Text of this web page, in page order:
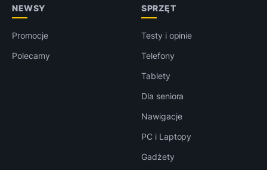
NEWSY
Promocje
Polecamy
SPRZĘT
Testy i opinie
Telefony
Tablety
Dla seniora
Nawigacje
PC i Laptopy
Gadżety